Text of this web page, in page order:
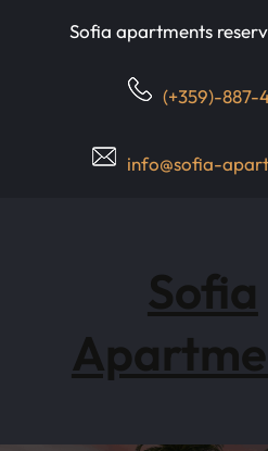
Sofia apartments
(+359)-887-
info@sofia-
Sofia